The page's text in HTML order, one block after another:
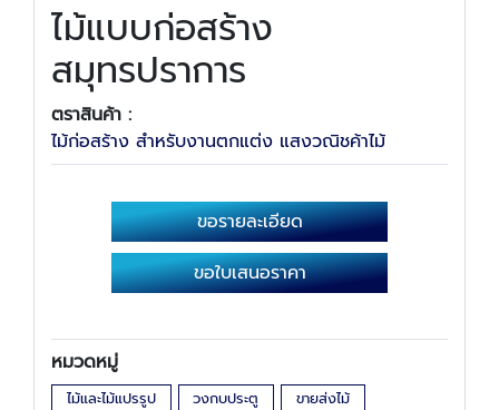
ไม้แบบก่อสร้าง
สมุทรปราการ
ตราสินค้า :
ไม้ก่อสร้าง สำหรับงานตกแต่ง แสงวณิชค้าไม้
ขอรายละเอียด
ขอใบเสนอราคา
หมวดหมู่
ไม้และไม้แปรรูป วงกบประตู ขายส่งไม้